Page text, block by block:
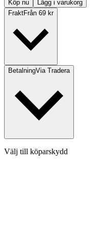
Köp nu
Lägg i varukorg
FraktFrån 69 kr
BetalningVia Tradera
Välj till köparskydd